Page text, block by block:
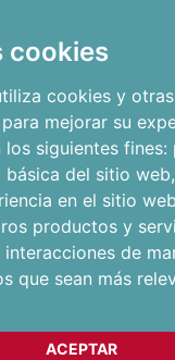
cookies
cookies y
mejorar su
siguientes fines:
básica del sitio web,
en el sitio web
productos y
interacciones de
que sean más
ACEPTAR